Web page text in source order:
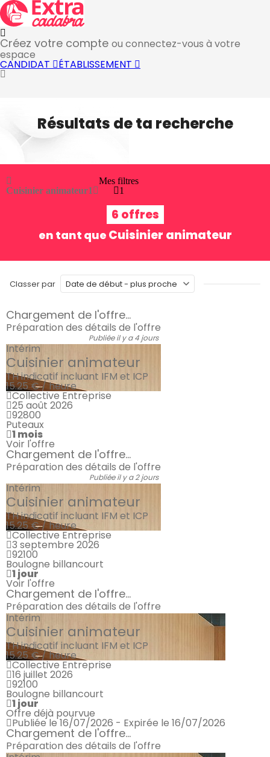
Créez votre compte ou connectez-vous à votre
espace
CANDIDAT ÉTABLISSEMENT
Résultats de ta recherche
Cuisinier animateur1
Mes filtres
1
6 offres
en tant que Cuisinier animateur
Classer par
Chargement de l'offre...
Préparation des détails de l'offre
Publiée il y a 4 jours
Intérim
Cuisinier animateur
TH indicatif incluant IFM et ICP
15.25 € / heure
Collective Entreprise
25 août 2026
92800
Puteaux
1 mois
Voir l'offre
Chargement de l'offre...
Préparation des détails de l'offre
Publiée il y a 2 jours
Intérim
Cuisinier animateur
TH indicatif incluant IFM et ICP
15.25 € / heure
Collective Entreprise
3 septembre 2026
92100
Boulogne billancourt
1 jour
Voir l'offre
Chargement de l'offre...
Préparation des détails de l'offre
Intérim
Cuisinier animateur
TH indicatif incluant IFM et ICP
15.25 € / heure
Collective Entreprise
16 juillet 2026
92100
Boulogne billancourt
1 jour
Offre déjà pourvue
Publiée le 16/07/2026 - Expirée le 16/07/2026
Chargement de l'offre...
Préparation des détails de l'offre